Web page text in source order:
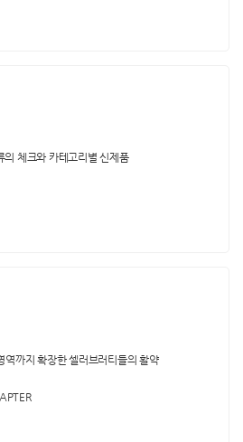
의 체크와 카테고리별 신제품
까지 확장한 셀러브러티들의 활약